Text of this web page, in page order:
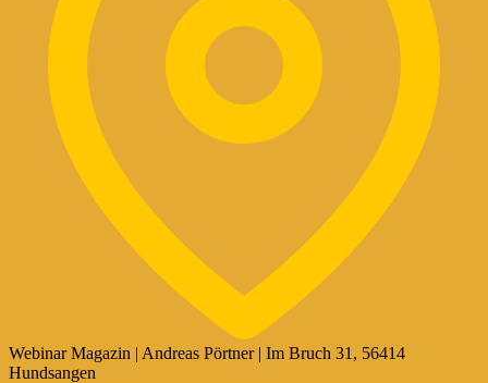
Webinar Magazin | Andreas Pörtner | Im Bruch 31, 56414
Hundsangen